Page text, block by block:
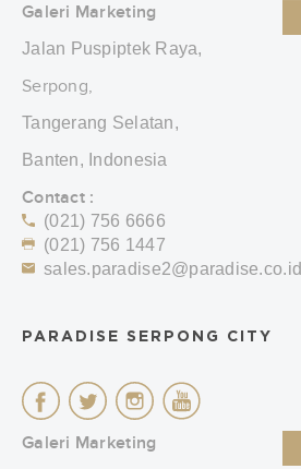
Galeri Marketing
Jalan Puspiptek Raya,
Serpong,
Tangerang Selatan,
Banten, Indonesia
Contact :
(021) 756 6666
(021) 756 1447
sales.paradise2@paradise.co.id
PARADISE SERPONG CITY
Galeri Marketing